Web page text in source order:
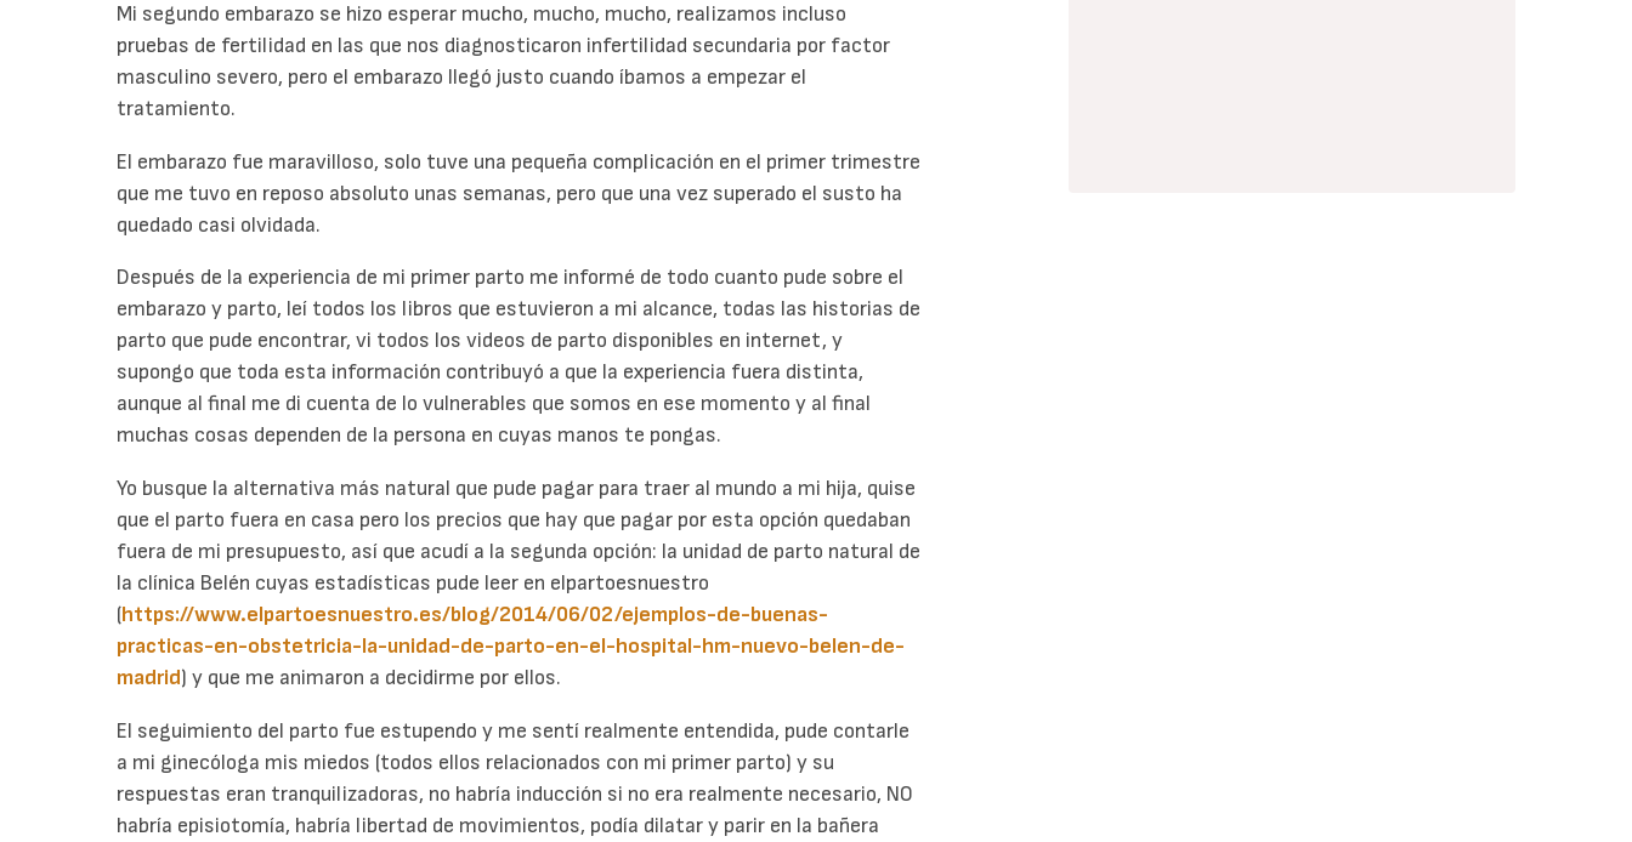
Mi segundo embarazo se hizo esperar mucho, mucho, mucho, realizamos incluso
pruebas de fertilidad en las que nos diagnosticaron infertilidad secundaria por factor
masculino severo, pero el embarazo llegó justo cuando íbamos a empezar el
tratamiento.
El embarazo fue maravilloso, solo tuve una pequeña complicación en el primer trimestre
que me tuvo en reposo absoluto unas semanas, pero que una vez superado el susto ha
quedado casi olvidada.
Después de la experiencia de mi primer parto me informé de todo cuanto pude sobre el
embarazo y parto, leí todos los libros que estuvieron a mi alcance, todas las historias de
parto que pude encontrar, vi todos los videos de parto disponibles en internet, y
supongo que toda esta información contribuyó a que la experiencia fuera distinta,
aunque al final me di cuenta de lo vulnerables que somos en ese momento y al final
muchas cosas dependen de la persona en cuyas manos te pongas.
Yo busque la alternativa más natural que pude pagar para traer al mundo a mi hija, quise
que el parto fuera en casa pero los precios que hay que pagar por esta opción quedaban
fuera de mi presupuesto, así que acudí a la segunda opción: la unidad de parto natural de
la clínica Belén cuyas estadísticas pude leer en elpartoesnuestro
(https://www.elpartoesnuestro.es/blog/2014/06/02/ejemplos-de-buenas-
practicas-en-obstetricia-la-unidad-de-parto-en-el-hospital-hm-nuevo-belen-de-
madrid) y que me animaron a decidirme por ellos.
El seguimiento del parto fue estupendo y me sentí realmente entendida, pude contarle
a mi ginecóloga mis miedos (todos ellos relacionados con mi primer parto) y su
respuestas eran tranquilizadoras, no habría inducción si no era realmente necesario, NO
habría episiotomía, habría libertad de movimientos, podía dilatar y parir en la bañera